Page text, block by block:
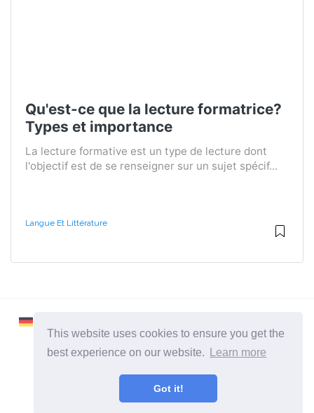
This website uses cookies to ensure you get the
best experience on our website.
Learn more
Got it!
Qu'est-ce que la lecture formatrice?
Types et importance
La lecture formative est un type de lecture dont
l'objectif est de se renseigner sur un sujet spécif...
Langue Et Littérature
2026 ©Learnaboutworld
Toutes catégories